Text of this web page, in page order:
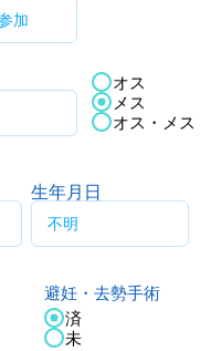
オス
メス
オス・メス
生年月日
避妊・去勢手術
済
未